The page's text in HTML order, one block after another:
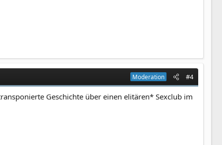
Moderation #4
Geschichte über einen elitären* Sexclub im